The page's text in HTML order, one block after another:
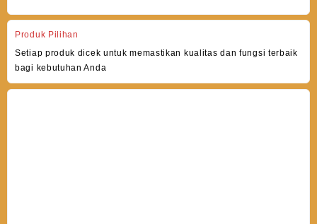
Produk Pilihan
Setiap produk dicek untuk memastikan kualitas dan fungsi terbaik
bagi kebutuhan Anda